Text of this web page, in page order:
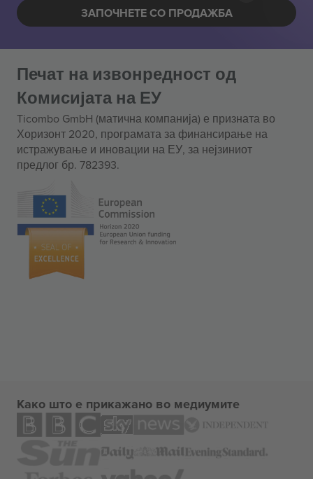
ЗАПОЧНЕТЕ СО ПРОДАЖБА
Печат на извонредност од
Комисијата на ЕУ
Ticombo GmbH (матична компанија) е призната во
Хоризонт 2020, програмата за финансирање на
истражување и иновации на ЕУ, за нејзиниот
предлог бр. 782393.
Како што е прикажано во медиумите